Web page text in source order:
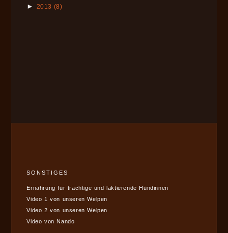
► 2013 (8)
SONSTIGES
Ernährung für trächtige und laktierende Hündinnen
Video 1 von unseren Welpen
Video 2 von unseren Welpen
Video von Nando